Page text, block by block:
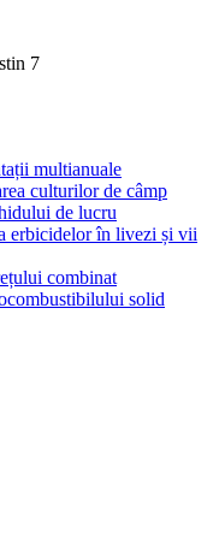
7
multianuale
culturilor de câmp
de lucru
erbicidelor în livezi și vii
combinat
solid